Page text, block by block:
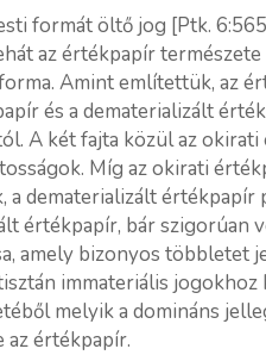
formát öltő jog [Ptk.
az értékpapír
Amint említettük, az
és a dematerializált
A két fajta közül az
Míg az okirati
a dematerializált értékpapír
értékpapír, bár szigorúan
amely bizonyos többletet
immateriális jogokhoz
melyik a domináns
értékpapír.